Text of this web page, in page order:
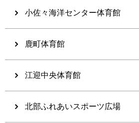
小佐々海洋センター体育館
鹿町体育館
江迎中央体育館
北部ふれあいスポーツ広場